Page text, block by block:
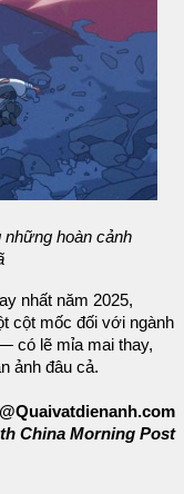
những hoàn cảnh
nhất năm 2025,
cột mốc đối với ngành
có lẽ mỉa mai thay,
ảnh đâu cả.
China Morning Post